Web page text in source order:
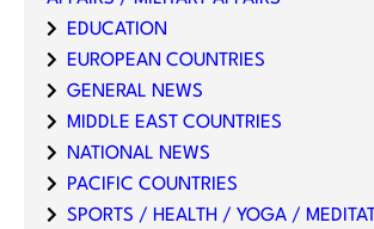
EDUCATION
EUROPEAN COUNTRIES
GENERAL NEWS
MIDDLE EAST COUNTRIES
NATIONAL NEWS
PACIFIC COUNTRIES
SPORTS / HEALTH / YOGA /